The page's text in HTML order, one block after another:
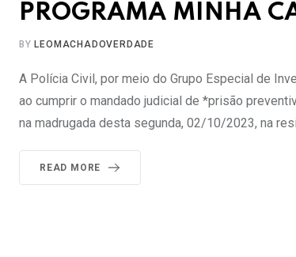
PROGRAMA MINHA
BY LEOMACHADOVERDADE
A Polícia Civil, por meio do Grupo Especial de
ao cumprir o mandado judicial de *prisão
na madrugada desta segunda, 02/10/2023, na
READ MORE